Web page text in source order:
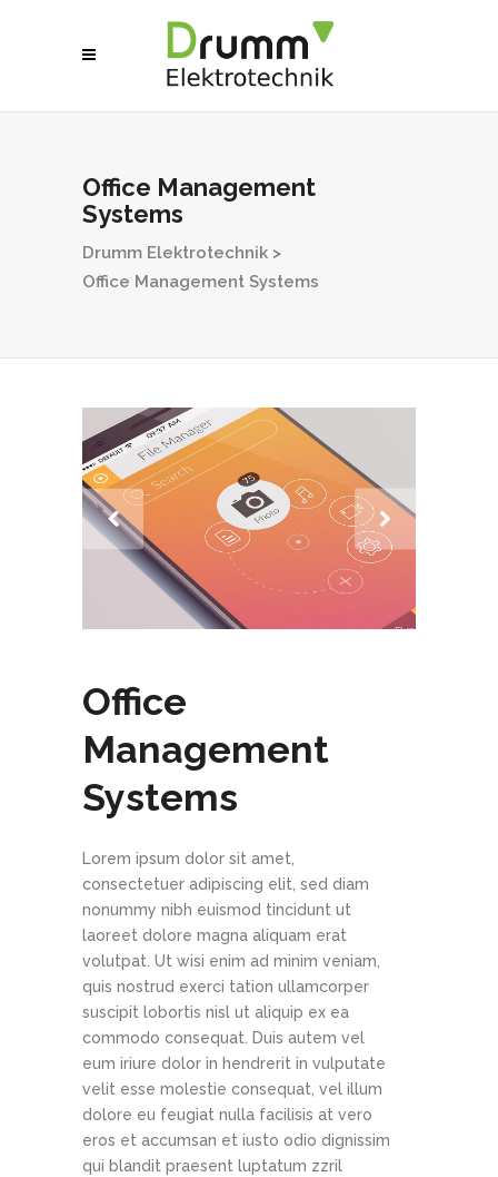
Office Management
Systems
Drumm Elektrotechnik >
Office Management Systems
Office
Management
Systems
Lorem ipsum dolor sit amet,
consectetuer adipiscing elit, sed diam
nonummy nibh euismod tincidunt ut
laoreet dolore magna aliquam erat
volutpat. Ut wisi enim ad minim veniam,
quis nostrud exerci tation ullamcorper
suscipit lobortis nisl ut aliquip ex ea
commodo consequat. Duis autem vel
eum iriure dolor in hendrerit in vulputate
velit esse molestie consequat, vel illum
dolore eu feugiat nulla facilisis at vero
eros et accumsan et iusto odio dignissim
qui blandit praesent luptatum zzril